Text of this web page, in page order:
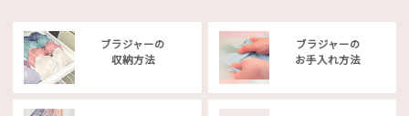
ブラジャーの
収納方法
ブラジャーの
お手入れ方法